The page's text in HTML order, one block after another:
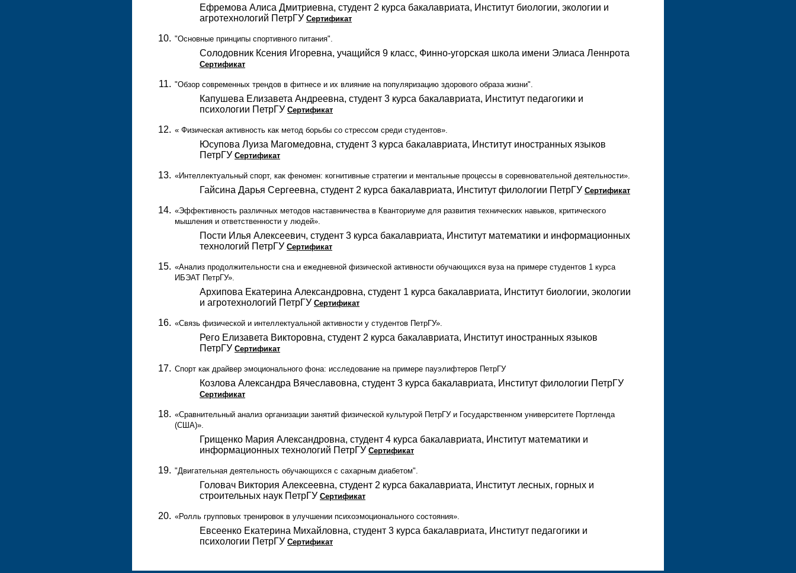
Ефремова Алиса Дмитриевна, студент 2 курса бакалавриата, Институт биологии, экологии и
агротехнологий ПетрГУ Сертификат
"Основные принципы спортивного питания".
Солодовник Ксения Игоревна, учащийся 9 класс, Финно-угорская школа имени Элиаса Леннрота
Сертификат
"Обзор современных трендов в фитнесе и их влияние на популяризацию здорового образа жизни".
Капушева Елизавета Андреевна, студент 3 курса бакалавриата, Институт педагогики и
психологии ПетрГУ Сертификат
« Физическая активность как метод борьбы со стрессом среди студентов».
Юсупова Луиза Магомедовна, студент 3 курса бакалавриата, Институт иностранных языков
ПетрГУ Сертификат
«Интеллектуальный спорт, как феномен: когнитивные стратегии и ментальные процессы в соревновательной деятельности».
Гайсина Дарья Сергеевна, студент 2 курса бакалавриата, Институт филологии ПетрГУ Сертификат
«Эффективность различных методов наставничества в Кванториуме для развития технических навыков, критического
мышления и ответственности у людей».
Пости Илья Алексеевич, студент 3 курса бакалавриата, Институт математики и информационных
технологий ПетрГУ Сертификат
«Анализ продолжительности сна и ежедневной физической активности обучающихся вуза на примере студентов 1 курса
ИБЭАТ ПетрГУ».
Архипова Екатерина Александровна, студент 1 курса бакалавриата, Институт биологии, экологии
и агротехнологий ПетрГУ Сертификат
«Связь физической и интеллектуальной активности у студентов ПетрГУ».
Рего Елизавета Викторовна, студент 2 курса бакалавриата, Институт иностранных языков
ПетрГУ Сертификат
Спорт как драйвер эмоционального фона: исследование на примере пауэлифтеров ПетрГУ
Козлова Александра Вячеславовна, студент 3 курса бакалавриата, Институт филологии ПетрГУ
Сертификат
«Сравнительный анализ организации занятий физической культурой ПетрГУ и Государственном университете Портленда
(США)».
Грищенко Мария Александровна, студент 4 курса бакалавриата, Институт математики и
информационных технологий ПетрГУ Сертификат
"Двигательная деятельность обучающихся с сахарным диабетом".
Головач Виктория Алексеевна, студент 2 курса бакалавриата, Институт лесных, горных и
строительных наук ПетрГУ Сертификат
«Ролль групповых тренировок в улучшении психоэмоционального состояния».
Евсеенко Екатерина Михайловна, студент 3 курса бакалавриата, Институт педагогики и
психологии ПетрГУ Сертификат